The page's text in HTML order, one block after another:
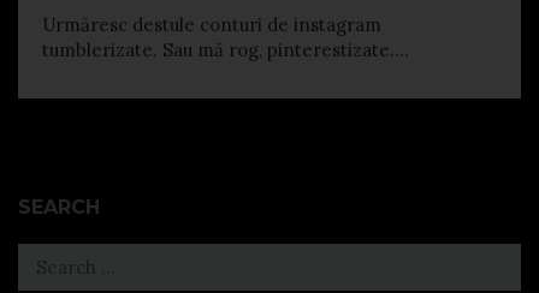
Urmăresc destule conturi de instagram
tumblerizate. Sau mă rog, pinterestizate....
SEARCH
for: